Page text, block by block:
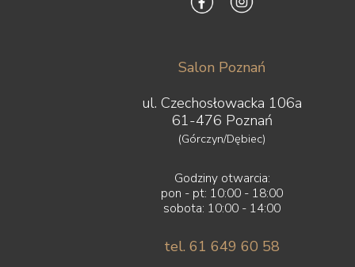
Salon Poznań
ul. Czechosłowacka 106a
61-476 Poznań
(Górczyn/Dębiec)
Godziny otwarcia:
pon - pt: 10:00 - 18:00
sobota: 10:00 - 14:00
tel. 61 649 60 58